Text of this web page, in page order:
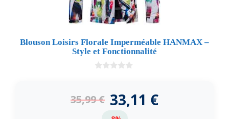
Blouson Loisirs Florale Imperméable HANMAX –
Style et Fonctionnalité
5
35,99€ 33,11 €